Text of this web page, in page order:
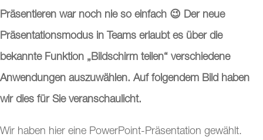
Präsentieren war noch nie so einfach 😉 Der neue
Präsentationsmodus in Teams erlaubt es über die
bekannte Funktion „Bildschirm teilen“ verschiedene
Anwendungen auszuwählen. Auf folgendem Bild haben
wir dies für Sie veranschaulicht.
Wir haben hier eine PowerPoint-Präsentation gewählt.